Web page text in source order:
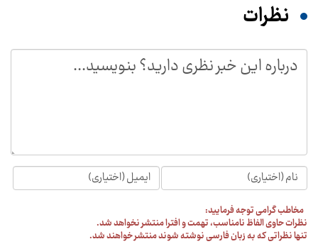
نظرات
مخاطب گرامی توجه فرمایید:
نظرات حاوی الفاظ نامناسب، تهمت و افترا منتشر نخواهد شد.
تنها نظراتی که به زبان فارسی نوشته شوند منتشر خواهند شد.